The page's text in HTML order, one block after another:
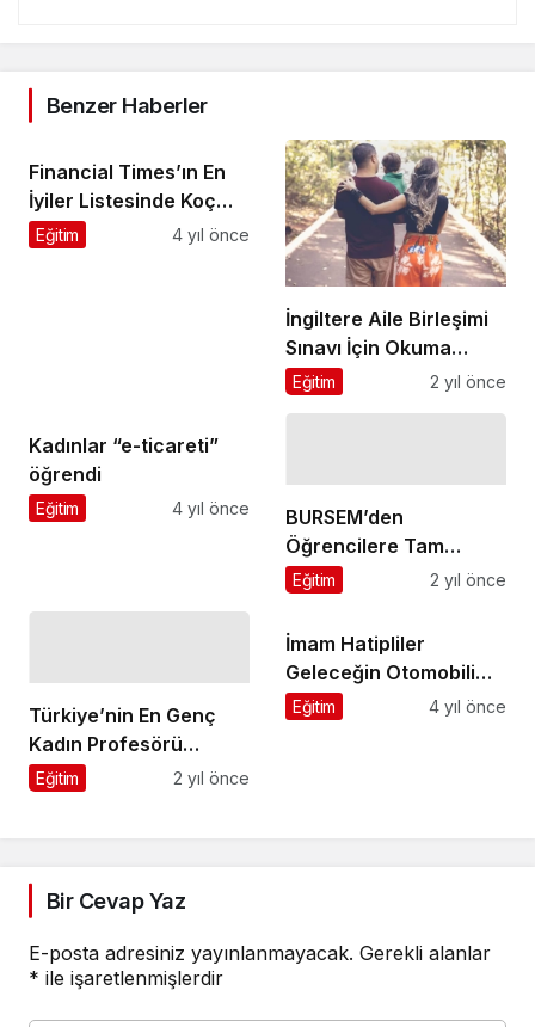
Benzer Haberler
Financial Times’ın En
İyiler Listesinde Koç
Üniversitesi İşletme
Eğitim 4 yıl önce
İngiltere Aile Birleşimi
Sınavı İçin Okuma
Alışkanlığı Geliştirme:
Eğitim 2 yıl önce
Kadınlar “e-ticareti”
öğrendi
Eğitim 4 yıl önce
BURSEM’den
Öğrencilere Tam
Destek
Eğitim 2 yıl önce
Türkiye’nin En Genç
Kadın Profesörü
İKÇÜ’lü
Eğitim 2 yıl önce
İmam Hatipliler
Geleceğin Otomobili
İçin Kolları Sıvadı
Eğitim 4 yıl önce
Bir Cevap Yaz
E-posta adresiniz yayınlanmayacak. Gerekli alanlar
* ile işaretlenmişlerdir